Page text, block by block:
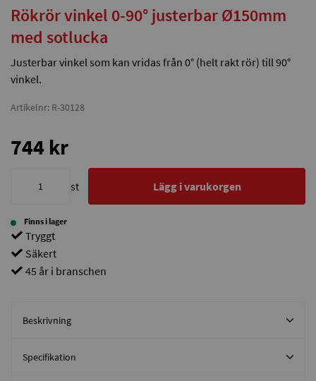
Rökrör vinkel 0-90° justerbar Ø150mm
med sotlucka
Justerbar vinkel som kan vridas från 0° (helt rakt rör) till 90°
vinkel.
Artikelnr: R-30128
744 kr
st Lägg i varukorgen
Finns i lager
Tryggt
Säkert
45 år i branschen
Beskrivning
Specifikation